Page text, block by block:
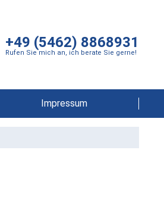
+49 (5462) 8868931
Rufen Sie mich an, ich berate Sie gerne!
Impressum